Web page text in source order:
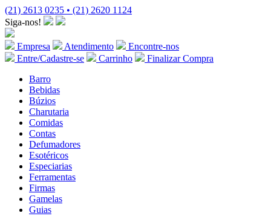
(21) 2613 0235 • (21) 2620 1124
Siga-nos!
Empresa Atendimento
Encontre-nos
Entre/Cadastre-se
Carrinho
Finalizar Compra
Barro
Bebidas
Búzios
Charutaria
Comidas
Contas
Defumadores
Esotéricos
Especiarias
Ferramentas
Firmas
Gamelas
Guias